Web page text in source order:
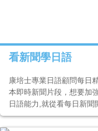
看新聞學日語
康培士專業日語顧問每日
本即時新聞片段，想要加
日語能力,就從看每日新聞